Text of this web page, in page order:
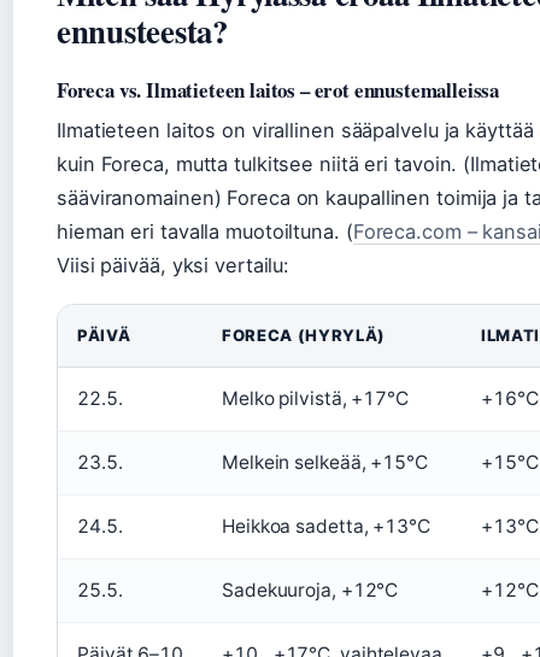
ennusteesta?
Foreca vs. Ilmatieteen laitos – erot ennustemalleissa
Ilmatieteen laitos on virallinen sääpalvelu ja
kuin Foreca, mutta tulkitsee niitä eri tavoin.
sääviranomainen) Foreca on kaupallinen toimija ja
hieman eri tavalla muotoiltuna. (Foreca.com –
Viisi päivää, yksi vertailu:
PÄIVÄ FORECA (HYRYLÄ)
22.5. Melko pilvistä, +17°C
23.5. Melkein selkeää, +15°C
24.5. Heikkoa sadetta, +13°C
25.5. Sadekuuroja, +12°C